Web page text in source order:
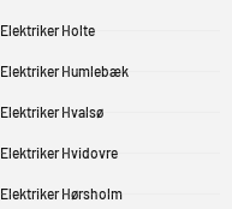
Elektriker Holte
Elektriker Humlebæk
Elektriker Hvalsø
Elektriker Hvidovre
Elektriker Hørsholm